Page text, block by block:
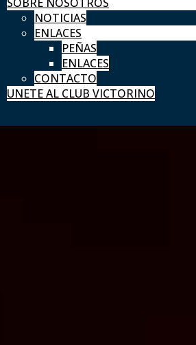
NOTICIAS
ENLACES
PEÑAS
ENLACES
CONTACTO
UNETE AL CLUB VICTORINO